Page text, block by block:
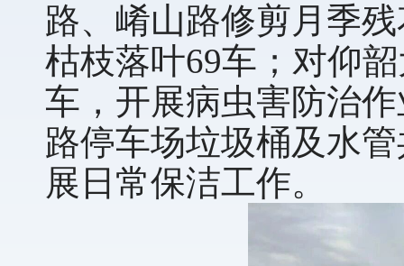
路、崤山路修剪月季
枯枝落叶69车；对仰
车，开展病虫害防治
路停车场垃圾桶及水
展日常保洁工作。